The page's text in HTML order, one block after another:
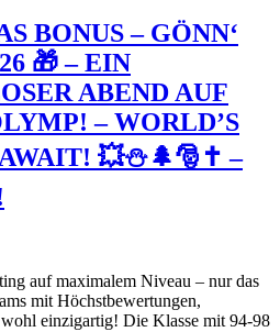
BONUS – GÖNN‘
🎁 – EIN
ABEND AUF
– WORLD’S
💥⛄🌲🎅✝ –
auf maximalem Niveau – nur das
mit Höchstbewertungen,
einzigartig! Die Klasse mit 94-98